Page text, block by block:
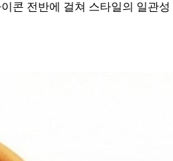
콘 전반에 걸쳐 스타일의 일관성